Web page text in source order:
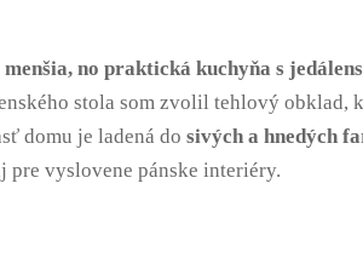
menšia, no praktická kuchyňa s
stola som zvolil tehlový obklad,
domu je ladená dosivých a hnedých
pre vyslovene pánske interiéry.